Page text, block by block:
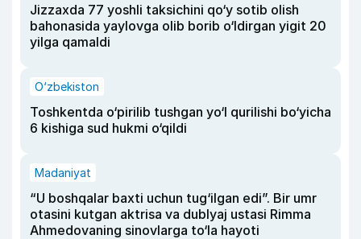
Jizzaxda 77 yoshli taksichini qo‘y sotib olish
bahonasida yaylovga olib borib o‘ldirgan yigit 20
yilga qamaldi
O‘zbekiston
Toshkentda o‘pirilib tushgan yo‘l qurilishi bo‘yicha
6 kishiga sud hukmi o‘qildi
Madaniyat
“U boshqalar baxti uchun tug‘ilgan edi”. Bir umr
otasini kutgan aktrisa va dublyaj ustasi Rimma
Ahmedovaning sinovlarga to‘la hayoti